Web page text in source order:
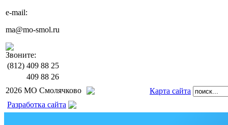
e-mail:
ma@mo-smol.ru
Звоните:
(812) 409 88 25
409 88 26
2026 МО Смолячково
Карта сайта
Разработка сайта